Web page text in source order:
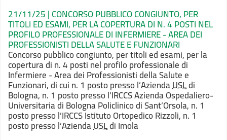
21/11/25 | CONCORSO PUBBLICO CONGIUNTO, PER
TITOLI ED ESAMI, PER LA COPERTURA DI N. 4 POSTI NEL
PROFILO PROFESSIONALE DI INFERMIERE - AREA DEI
PROFESSIONISTI DELLA SALUTE E FUNZIONARI
Concorso pubblico congiunto, per titoli ed esami, per la
copertura di n. 4 posti nel profilo professionale di
Infermiere - Area dei Professionisti della Salute e
Funzionari, di cui n. 1 posto presso l’AziendaUSLdi
Bologna, n. 1 posto presso l’IRCCS Azienda Ospedaliero-
Universitaria di Bologna Policlinico di Sant’Orsola, n. 1
posto presso l’IRCCS Istituto Ortopedico Rizzoli, n. 1
posto presso l’AziendaUSLdi Imola